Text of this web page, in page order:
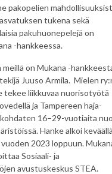
pakopelien
tukena sekä
pakuhuonepelejä on
-hankkeessa.
on Mukana -
Juuso Armila. Mielen
tekee liikkuvaa nuorisotyötä
ja Tampereen haja-
16–29-vuotiaita
Hanke alkoi
2023 loppuun.
Sosiaali- ja
avustuskeskus STEA.